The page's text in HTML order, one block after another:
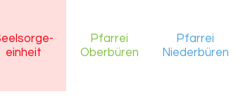
-
einheit
Pfarrei
Oberbüren
Pfarrei
Niederbüren